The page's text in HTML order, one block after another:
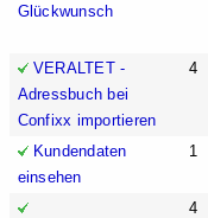
Glückwunsch
VERALTET -
Adressbuch bei
Confixx importieren
4
Kundendaten
einsehen
1
4